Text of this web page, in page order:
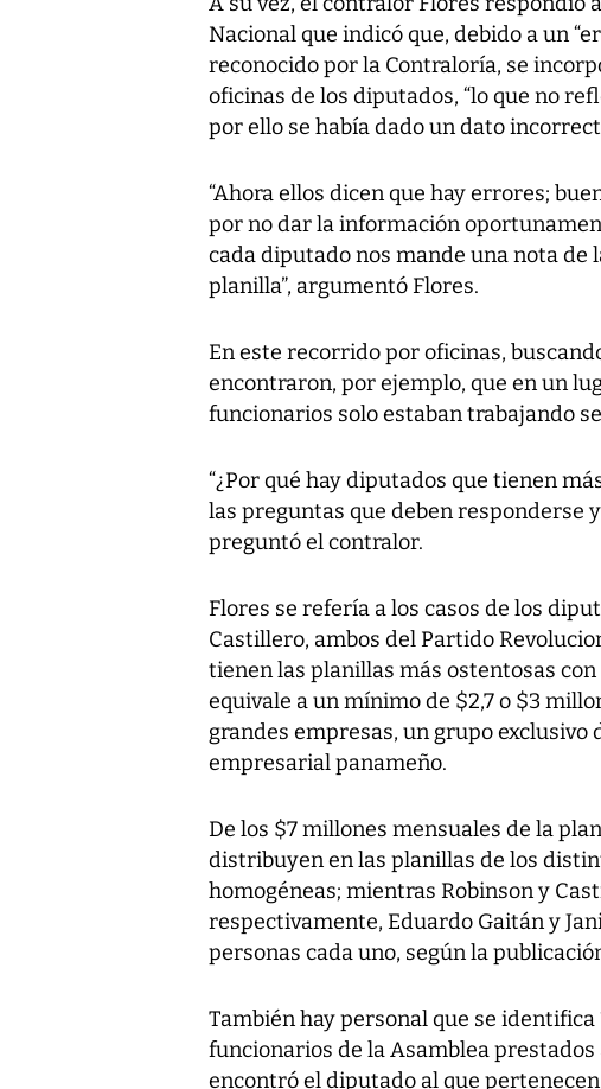
Nacional que indicó que, debido a un
reconocido por la Contraloría, se
oficinas de los diputados, “lo que no
por ello se había dado un dato
“Ahora ellos dicen que hay errores;
por no dar la información
cada diputado nos mande una nota de
planilla”, argumentó Flores.
En este recorrido por oficinas,
encontraron, por ejemplo, que en un
funcionarios solo estaban trabajando
“¿Por qué hay diputados que tienen
las preguntas que deben responderse
preguntó el contralor.
Flores se refería a los casos de los
Castillero, ambos del Partido
tienen las planillas más ostentosas con
equivale a un mínimo de $2,7 o $3
grandes empresas, un grupo exclusivo
empresarial panameño.
De los $7 millones mensuales de la
distribuyen en las planillas de los
homogéneas; mientras Robinson y
respectivamente, Eduardo Gaitán y
personas cada uno, según la
También hay personal que se identifica
funcionarios de la Asamblea prestados
encontró el diputado al que